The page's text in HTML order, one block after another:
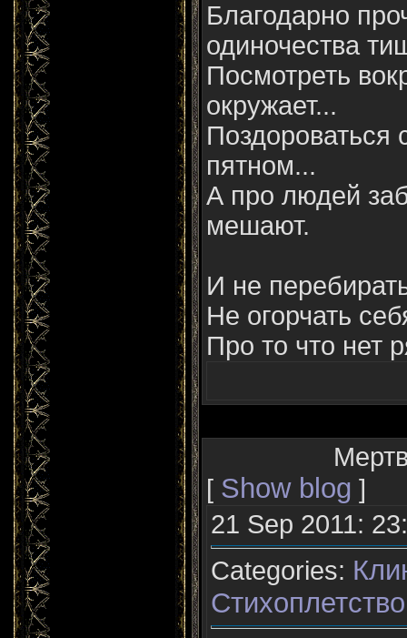
Благодарно
одиночества
Посмотреть
окружает...
Поздороваться
пятном...
А про людей
мешают.
И не
Не огорчать
Про то что нет
[ Show blog ]
21 Sep 2011:
Categories:
Стихоплетство